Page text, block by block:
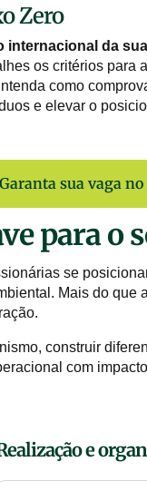
Zero
da
os critérios para
como
e elevar o
Garanta sua vaga no
para o
se
Mais do que
construir
com
e